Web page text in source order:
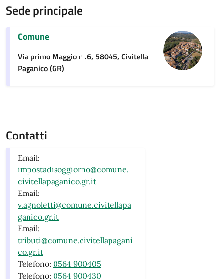
Sede principale
Comune
Via primo Maggio n .6, 58045, Civitella
Paganico (GR)
Contatti
Email:
impostadisoggiorno@comune.
civitellapaganico.gr.it
Email:
v.agnoletti@comune.civitellapa
ganico.gr.it
Email:
tributi@comune.civitellapagani
co.gr.it
Telefono: 0564 900405
Telefono: 0564 900430